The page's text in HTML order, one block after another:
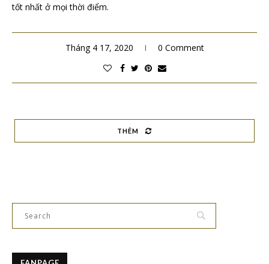
tốt nhất ở mọi thời điểm.
Tháng 4 17, 2020 0 Comment
THÊM